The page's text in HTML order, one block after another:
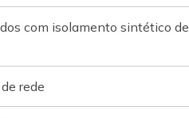
com isolamento sintético de
rede